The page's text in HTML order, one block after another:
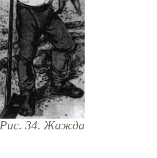
Рис. 34. Жажда